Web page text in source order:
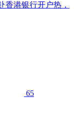
香港银行开户热，
65